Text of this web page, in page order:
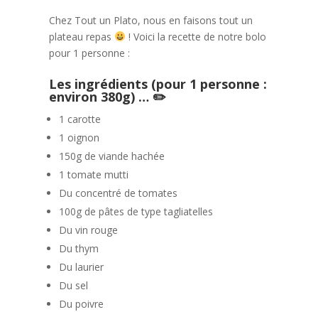
Chez Tout un Plato, nous en faisons tout un
plateau repas
! Voici la recette de notre bolo
pour 1 personne :
Les ingrédients (pour 1 personne :
environ 380g) … ✏
1 carotte
1 oignon
150g de viande hachée
1 tomate mutti
Du concentré de tomates
100g de pâtes de type tagliatelles
Du vin rouge
Du thym
Du laurier
Du sel
Du poivre